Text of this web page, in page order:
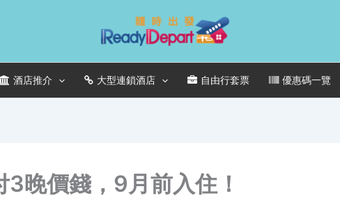
酒店推介 大型連鎖酒店 自由行套票 優惠碼一覽
晚價錢，9月前入住！